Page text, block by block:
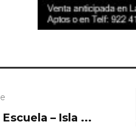
– Isla ...